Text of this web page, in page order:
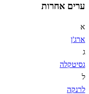
ערים אחרות
א
ארג'ן
ג
גסיטקלה
ל
לרנקה